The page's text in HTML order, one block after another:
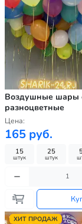
Воздушные шары
разноцветные
Цена:
165 руб.
15
штук
25
штук
ХИТ ПРОДАЖ